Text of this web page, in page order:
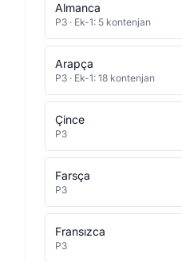
Almanca
P3 · Ek-1: 5 kontenjan
Arapça
P3 · Ek-1: 18 kontenjan
Çince
P3
Farsça
P3
Fransızca
P3